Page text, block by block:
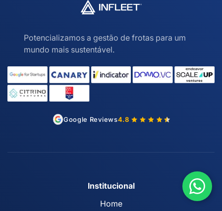
Potencializamos a gestão de frotas para um
mundo mais sustentável.
Google Reviews4.8
Institucional
Home